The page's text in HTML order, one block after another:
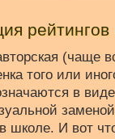
рейтингов
(чаще
того или
в виде
школе. И вот